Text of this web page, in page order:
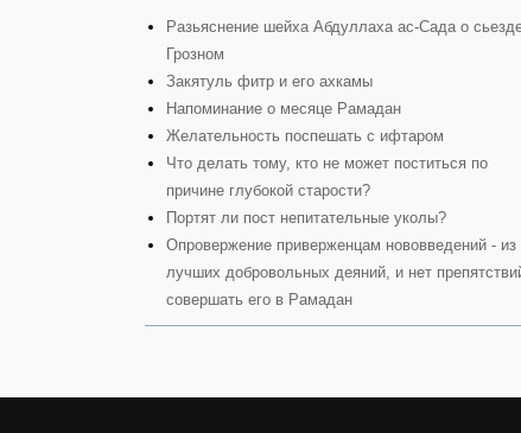
Разьяснение шейха Абдуллаха ас-Сада о
Грозном
Закятуль фитр и его ахкамы
Напоминание о месяце Рамадан
Желательность поспешать с ифтаром
Что делать тому, кто не может поститься по
причине глубокой старости?
Портят ли пост непитательные уколы?
Опровержение приверженцам нововведений - из
лучших добровольных деяний, и нет
совершать его в Рамадан